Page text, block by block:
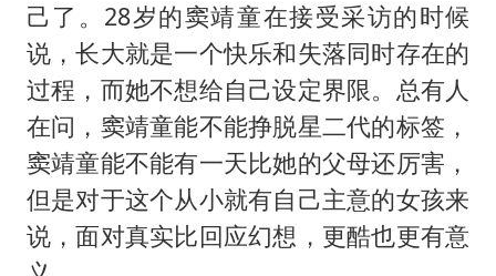
己了。28岁的窦靖童在接受采访的时候
说，长大就是一个快乐和失落同时存在的
过程，而她不想给自己设定界限。总有人
在问，窦靖童能不能挣脱星二代的标签，
窦靖童能不能有一天比她的父母还厉害，
但是对于这个从小就有自己主意的女孩来
说，面对真实比回应幻想，更酷也更有意